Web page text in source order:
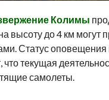
Колимы
высоту до 4 км могут
Статус
текущая
самолеты.